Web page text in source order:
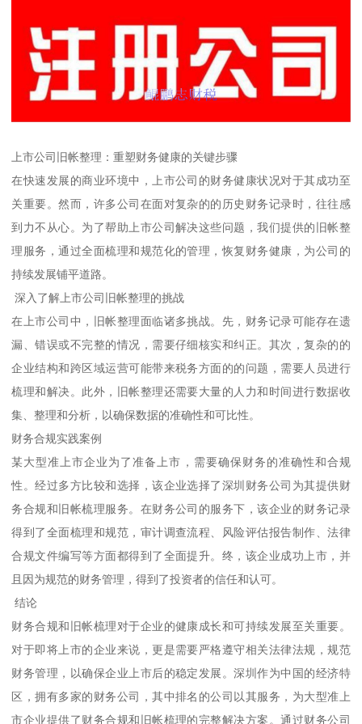
上市公司旧帐整理：重塑财务健康的关键步骤
在快速发展的商业环境中，上市公司的财务健康状况对于其成功至
关重要。然而，许多公司在面对复杂的的历史财务记录时，往往感
到力不从心。为了帮助上市公司解决这些问题，我们提供的旧帐整
理服务，通过全面梳理和规范化的管理，恢复财务健康，为公司的
持续发展铺平道路。
深入了解上市公司旧帐整理的挑战
在上市公司中，旧帐整理面临诸多挑战。先，财务记录可能存在遗
漏、错误或不完整的情况，需要仔细核实和纠正。其次，复杂的的
企业结构和跨区域运营可能带来税务方面的的问题，需要人员进行
梳理和解决。此外，旧帐整理还需要大量的人力和时间进行数据收
集、整理和分析，以确保数据的准确性和可比性。
财务合规实践案例
某大型准上市企业为了准备上市，需要确保财务的准确性和合规
性。经过多方比较和选择，该企业选择了深圳财务公司为其提供财
务合规和旧帐梳理服务。在财务公司的服务下，该企业的财务记录
得到了全面梳理和规范，审计调查流程、风险评估报告制作、法律
合规文件编写等方面都得到了全面提升。终，该企业成功上市，并
且因为规范的财务管理，得到了投资者的信任和认可。
结论
财务合规和旧帐梳理对于企业的健康成长和可持续发展至关重要。
对于即将上市的企业来说，更是需要严格遵守相关法律法规，规范
财务管理，以确保企业上市后的稳定发展。深圳作为中国的经济特
区，拥有多家的财务公司，其中排名的公司以其服务，为大型准上
市企业提供了财务合规和旧帐梳理的完整解决方案。通过财务公司